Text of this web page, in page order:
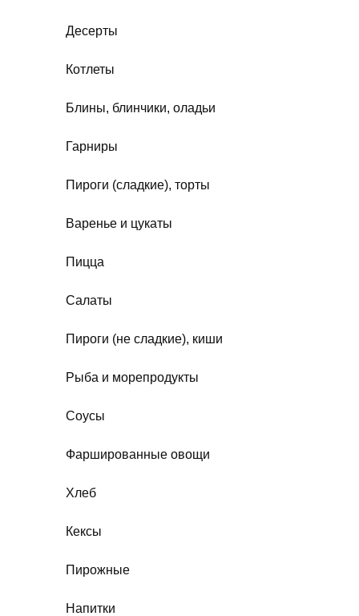
Десерты
Котлеты
Блины, блинчики, оладьи
Гарниры
Пироги (сладкие), торты
Варенье и цукаты
Пицца
Салаты
Пироги (не сладкие), киши
Рыба и морепродукты
Соусы
Фаршированные овощи
Хлеб
Кексы
Пирожные
Напитки